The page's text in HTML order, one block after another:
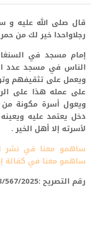
قال صلى الله عليه و
رجلاواحدا خير لك من
إمام مسجد في
ويعمل على تثقيفهم
على عمله هذا على
دخل يعتمد عليه
لأسرته إلا أهل الخير .
ساهمو معنا في نشر
ساهمو معنا في كفالة
رقم التصريح :3/567/2025